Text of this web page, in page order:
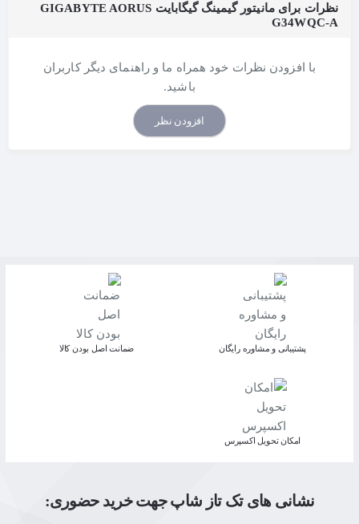
نظرات برای مانیتور گیمینگ گیگابایت GIGABYTE AORUS
G34WQC-A
با افزودن نظرات خود همراه ما و راهنمای دیگر کاربران
باشید.
افزودن نظر
پشتیبانی و مشاوره رایگان ﺿﻤﺎﻧﺖ اﺻﻞ ﺑﻮدن ﮐﺎﻟﺎ
اﻣﮑﺎن ﺗﺤﻮﯾﻞ اﮐﺴﭙﺮس
نشانی های تک تاز شاپ جهت خرید حضوری: